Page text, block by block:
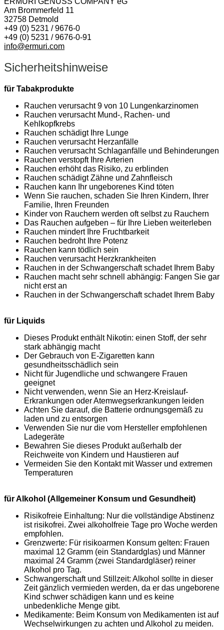
Am Brommerfeld 11
32758 Detmold
+49 (0) 5231 / 9676-0
+49 (0) 5231 / 9676-0-91
info@ermuri.com
Sicherheitshinweise
für Tabakprodukte
Rauchen verursacht 9 von 10 Lungenkarzinomen
Rauchen verursacht Mund-, Rachen- und
Kehlkopfkrebs
Rauchen schädigt Ihre Lunge
Rauchen verursacht Herzanfälle
Rauchen verursacht Schlaganfälle und Behinderungen
Rauchen verstopft Ihre Arterien
Rauchen erhöht das Risiko, zu erblinden
Rauchen schädigt Zähne und Zahnfleisch
Rauchen kann Ihr ungeborenes Kind töten
Wenn Sie rauchen, schaden Sie Ihren Kindern, Ihrer
Familie, Ihren Freunden
Kinder von Rauchern werden oft selbst zu Rauchern
Das Rauchen aufgeben – für Ihre Lieben weiterleben
Rauchen mindert Ihre Fruchtbarkeit
Rauchen bedroht Ihre Potenz
Rauchen kann tödlich sein
Rauchen verursacht Herzkrankheiten
Rauchen in der Schwangerschaft schadet Ihrem Baby
Rauchen macht sehr schnell abhängig: Fangen Sie gar
nicht erst an
Rauchen in der Schwangerschaft schadet Ihrem Baby
für Liquids
Dieses Produkt enthält Nikotin: einen Stoff, der sehr
stark abhängig macht
Der Gebrauch von E-Zigaretten kann
gesundheitsschädlich sein
Nicht für Jugendliche und schwangere Frauen
geeignet
Nicht verwenden, wenn Sie an Herz-Kreislauf-
Erkrankungen oder Atemwegserkrankungen leiden
Achten Sie darauf, die Batterie ordnungsgemäß zu
laden und zu entsorgen
Verwenden Sie nur die vom Hersteller empfohlenen
Ladegeräte
Bewahren Sie dieses Produkt außerhalb der
Reichweite von Kindern und Haustieren auf
Vermeiden Sie den Kontakt mit Wasser und extremen
Temperaturen
für Alkohol (Allgemeiner Konsum und Gesundheit)
Risikofreie Einhaltung: Nur die vollständige Abstinenz
ist risikofrei. Zwei alkoholfreie Tage pro Woche werden
empfohlen.
Grenzwerte: Für risikoarmen Konsum gelten: Frauen
maximal 12 Gramm (ein Standardglas) und Männer
maximal 24 Gramm (zwei Standardgläser) reiner
Alkohol pro Tag.
Schwangerschaft und Stillzeit: Alkohol sollte in dieser
Zeit gänzlich vermieden werden, da er das ungeborene
Kind schwer schädigen kann und es keine
unbedenkliche Menge gibt.
Medikamente: Beim Konsum von Medikamenten ist auf
Wechselwirkungen zu achten und Alkohol zu meiden.